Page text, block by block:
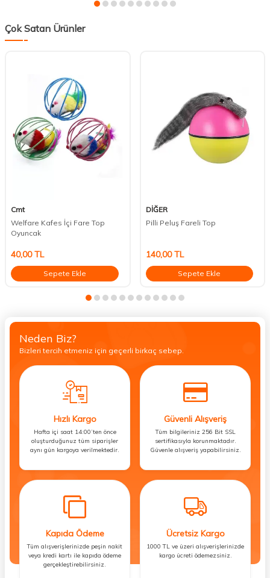
Çok Satan Ürünler
Cmt
Welfare Kafes İçi Fare Top
Oyuncak
40,00TL
Sepete Ekle
DİĞER
Pilli Peluş Fareli Top
140,00TL
Sepete Ekle
Neden Biz?
Bizleri tercih etmeniz için geçerli birkaç sebep.
Hızlı Kargo
Hafta içi saat 14:00’ten önce
oluşturduğunuz tüm siparişler
aynı gün kargoya verilmektedir.
Güvenli Alışveriş
Tüm bilgileriniz 256 Bit SSL
sertifikasıyla korunmaktadır.
Güvenle alışveriş yapabilirsiniz.
Kapıda Ödeme
Tüm alışverişlerinizde peşin nakit
veya kredi kartı ile kapıda ödeme
gerçekleştirebilirsiniz.
Ücretsiz Kargo
1000 TL ve üzeri alışverişlerinizde
kargo ücreti ödemezsiniz.